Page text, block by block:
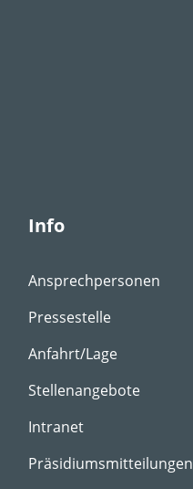
Info
Ansprechpersonen
Pressestelle
Anfahrt/Lage
Stellenangebote
Intranet
Präsidiumsmitteilungen